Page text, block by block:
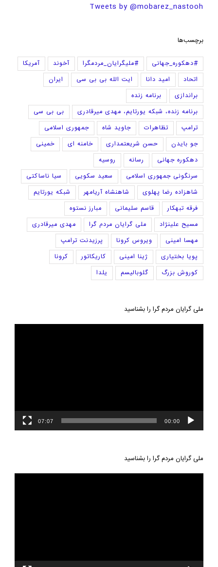
Tweets by @mobarez_nastooh
برچسب‌ها
#دهکوره_جهانی #ملیگرایان_مردمگرا آخوند
آمریکا
اتحاد
امید دانا ایت الله بی بی سی
ایران
براندازی
برنامه زنده
برنامه زنده، شبکه یورتایم، مهدی میرقادری
بی بی سی
ترامپ
تظاهرات جاوید شاه
جمهوری اسلامی
جو بایدن
حسن شریعتمداری خامنه ای
خمینی
دهکوره جهانی
رسانه
روسیه
سرنگونی جمهوری اسلامی
سعید سکویی
سیا ناساکتی
شاهزاده رضا پهلوی
شاهنشاه آریامهر
شبکه یورتایم
فرقه تبهکار
قاسم سلیمانی
مبارز نستوه
مسیح علینژاد
ملی گرایان مردم گرا
مهدی میرقادری
مهسا امینی
ویروس کرونا
پرزیدنت ترامپ
پویا بختیاری
ژینا امینی کاریکاتور
کرونا
کوروش بزرگ
گلوبالیسم یلدا
ملی گرایان مردم گرا را بشناسید
00:00
07:07
ملی گرایان مردم گرا را بشناسید